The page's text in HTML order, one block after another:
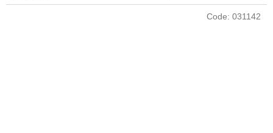
Code: 031142